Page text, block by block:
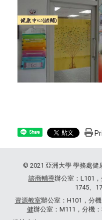
Share
© 2021 亞洲大學 學務處
諮商輔導辦公室：L101，
1745
資源教室辦公室：H101，分
健辦公室：M111，分機